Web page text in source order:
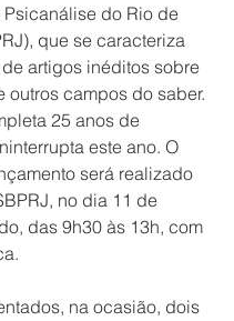
do Rio de
que se caracteriza
artigos inéditos sobre
outros campos do saber.
25 anos de
este ano. O
será realizado
no dia 11 de
das 9h30 às 13h, com
na ocasião, dois